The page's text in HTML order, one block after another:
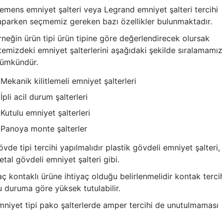
emniyet şalteri veya Legrand emniyet şalteri tercihi
seçmemiz gereken bazı özellikler bulunmaktadır.
ürün tipi ürün tipine göre değerlendirecek olursak
emniyet şalterlerini aşağıdaki şekilde sıralamamız
Mekanik kilitlemeli emniyet şalterleri
İpli acil durum şalterleri
Kutulu emniyet şalterleri
Panoya monte şalterler
tipi tercihi yapılmalıdır plastik gövdeli emniyet şalteri,
gövdeli emniyet şalteri gibi.
kontaklı ürüne ihtiyaç olduğu belirlenmelidir kontak
duruma göre yüksek tutulabilir.
tipi pako şalterlerde amper tercihi de unutulmaması
Aksesuarları
Açtırma Bobini
Kofra ve
Kombinasyon